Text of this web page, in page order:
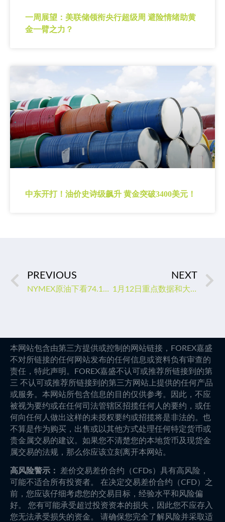
一周展望：美联储领衔央行超级周 避险情绪助黄
金一臂之力？
中东开打！油价史诗级飙升 黄金突破3400美元！
PREVIOUS
NYMEX原油下看74.10美元
NEXT
1月12日重点数据和大事件前瞻
本网站包含由第三方提供或控制的网站链接，FOREX嘉盛
不对所链接的任何网站发布的任何信息或资料负有审查的
责任，特此声明。FOREX嘉盛不认可或推荐所链接到的第
三 不认可或推荐所链接到的第三方网站上提供的任何产品
或服务。本网站所包含信息的目的仅供参考。因此，不应
被视为要约或在任何司法管辖区招揽任何人的要约，或任
何向任何人做出这样的未授权要约或招揽将是非法的。也
不算是作为购买，出售或以其他方式处理任何特定货币或
贵金属交易的建议。如果您不清楚您的本地货币及现货金
属交易的法规，那么你应该立刻离开本网站。
高风险警示：
差价交易差价合约（CFDs）具有高风险，
可能不适合所有投资者。 在决定交易差价合约（CFD）之
前，您应该仔细考虑您的交易目标，经验水平和风险偏
好。 您有可能承受超过投资资本的损失，因此您不应存入
您无法承受损失的资金。 请确保您完全了解风险并采取适